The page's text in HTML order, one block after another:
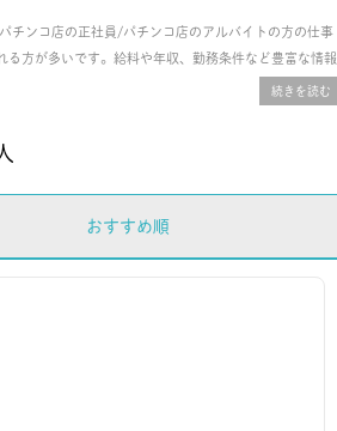
チンコ店の正社員/パチンコ店のアルバイトの方の仕事
方が多いです。給料や年収、勤務条件など豊富な情報
おすすめ順